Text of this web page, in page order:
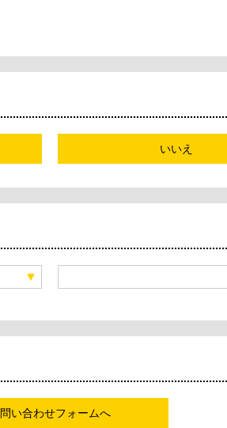
いいえ
い合わせフォームへ